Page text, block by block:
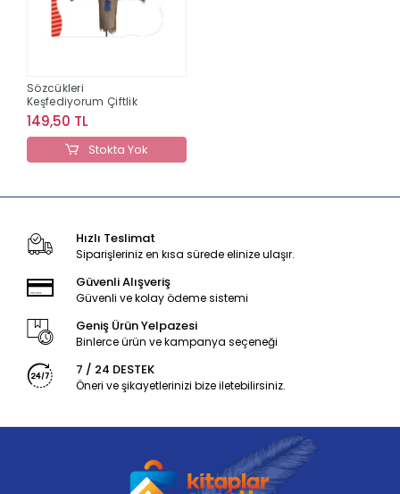
Sözcükleri
Keşfediyorum Çiftlik
149,50 TL
Stokta Yok
Hızlı Teslimat
Siparişleriniz en kısa sürede elinize ulaşır.
Güvenli Alışveriş
Güvenli ve kolay ödeme sistemi
Geniş Ürün Yelpazesi
Binlerce ürün ve kampanya seçeneği
7 / 24 DESTEK
Öneri ve şikayetlerinizi bize iletebilirsiniz.